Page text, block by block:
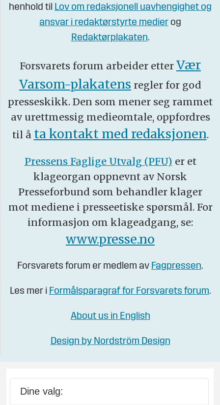
henhold til Lov om redaksjonell uavhengighet og
ansvar i redaktørstyrte medier og
Redaktørplakaten.
Forsvarets forum arbeider etter Vær
Varsom-plakatens regler for god
presseskikk. Den som mener seg rammet
av urettmessig medieomtale, oppfordres
til å ta kontakt med redaksjonen.
Pressens Faglige Utvalg (PFU) er et
klageorgan oppnevnt av Norsk
Presseforbund som behandler klager
mot mediene i presseetiske spørsmål. For
informasjon om klageadgang, se:
www.presse.no
Forsvarets forum er medlem av Fagpressen.
Les mer i Formålsparagraf for Forsvarets forum.
About us in English
Design by Nordström Design
Dine valg: